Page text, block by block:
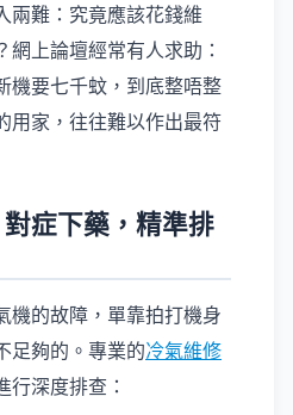
兩難：究竟應該花錢維
上論壇經常有人求助：
機要七千蚊，到底整唔整
用家，往往難以作出最符
症下藥，精準排
機的故障，單靠拍打機身
足夠的。專業的冷氣維修
行深度排查：